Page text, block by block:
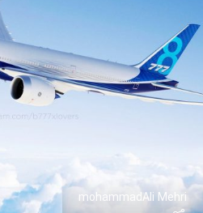
mohammadAli Mehri